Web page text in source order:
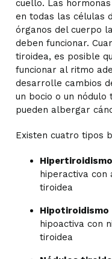
cuello. Las
en todas las células
órganos del cuerpo
deben funcionar.
tiroidea, es posible
funcionar al ritmo
desarrolle cambios
un bocio o un nódulo
pueden albergar
Existen cuatro tipos
Hipertiroidismo
hiperactiva con
tiroidea
Hipotiroidismo
hipoactiva con
tiroidea